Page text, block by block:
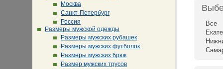
Москва
Санкт-Петербург
Россия
Размеры мужской одежды
Размеры мужских рубашек
Размеры мужских футболок
Размеры мужских брюк
Размер мужских трусов
Все